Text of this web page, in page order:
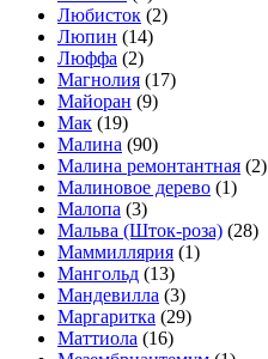
Любисток (2)
Люпин (14)
Люффа (2)
Магнолия (17)
Майоран (9)
Мак (19)
Малина (90)
Малина ремонтантная (2)
Малиновое дерево (1)
Малопа (3)
Мальва (Шток-роза) (28)
Маммиллярия (1)
Мангольд (13)
Мандевилла (3)
Маргаритка (29)
Маттиола (16)